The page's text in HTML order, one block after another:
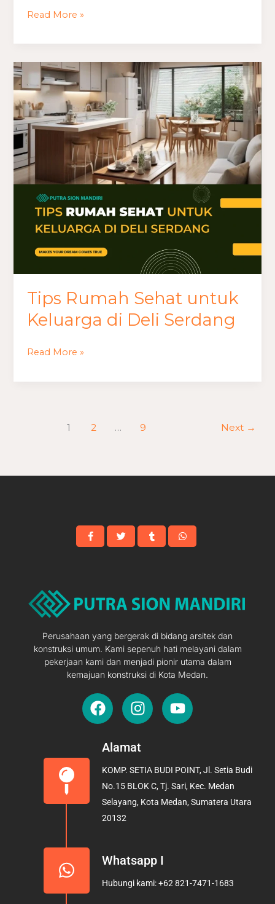
Read More »
Tips Rumah Sehat untuk
Keluarga di Deli Serdang
Tips
Rumah
Sehat
untuk
Keluarga
di
Deli
Serdang
Read More »
1 2 … 9 Next →
Perusahaan yang bergerak di bidang arsitek dan
konstruksi umum. Kami sepenuh hati melayani dalam
pekerjaan kami dan menjadi pionir utama dalam
kemajuan konstruksi di Kota Medan.
F
a
e
o
o
k
I
n
t
g
r
a
Y
o
b
e
Alamat
KOMP. SETIA BUDI POINT, Jl. Setia Budi
No.15 BLOK C, Tj. Sari, Kec. Medan
Selayang, Kota Medan, Sumatera Utara
20132
Whatsapp I
Hubungi kami: +62 821-7471-1683